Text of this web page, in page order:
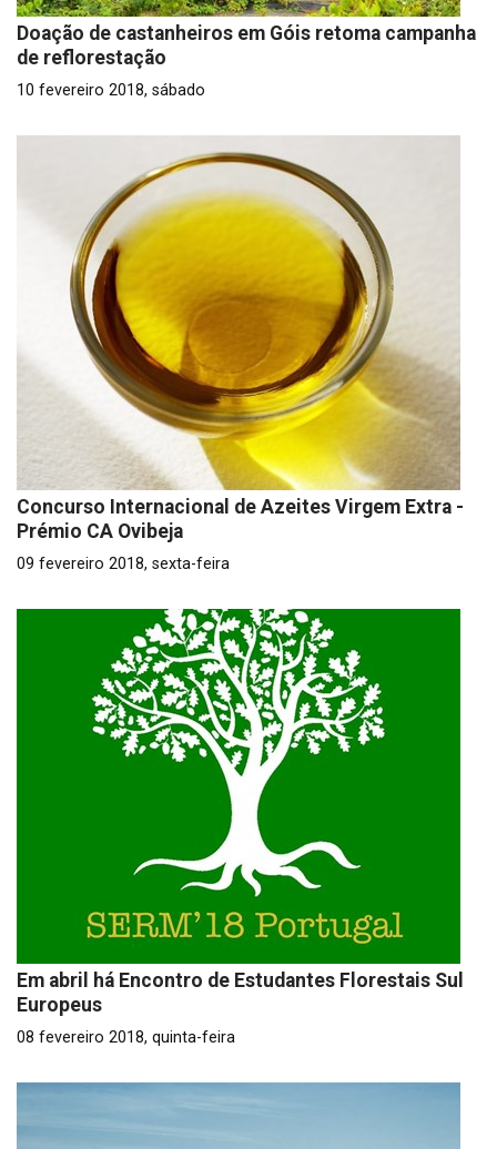
Doação de castanheiros em Góis retoma campanha
de reflorestação
10 fevereiro 2018, sábado
Concurso Internacional de Azeites Virgem Extra -
Prémio CA Ovibeja
09 fevereiro 2018, sexta-feira
Em abril há Encontro de Estudantes Florestais Sul
Europeus
08 fevereiro 2018, quinta-feira